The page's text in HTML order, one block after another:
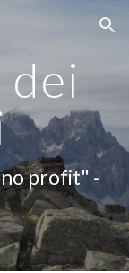
Skip to navigation
profit" -